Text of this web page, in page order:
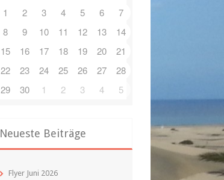
1 2 3 4 5 6
7
8
9 10 11 12 13
14
15
16 17 18 19 20
21
22
23 24 25 26 27
28
29
30 1 2 3 4 5
Neueste Beiträge
Flyer Juni 2026